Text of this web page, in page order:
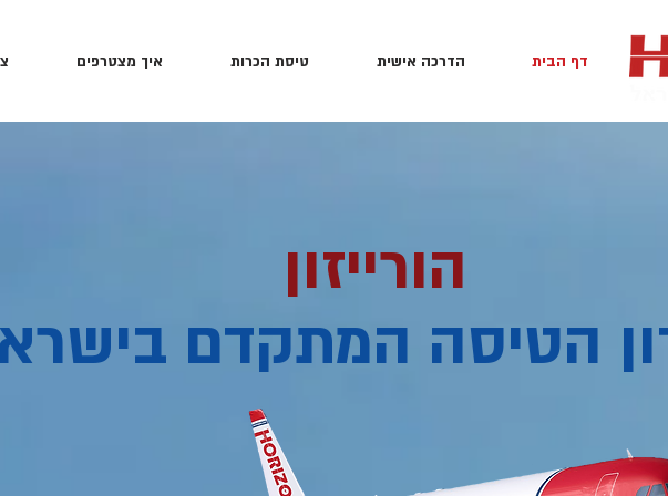
איך מצטרפים טיסת הכרות הדרכה אישית דף הבית
הורייזון
הטיסה המתקדם